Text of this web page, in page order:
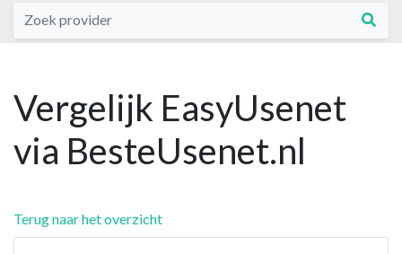
Vergelijk EasyUsenet
via BesteUsenet.nl
Terug naar het overzicht